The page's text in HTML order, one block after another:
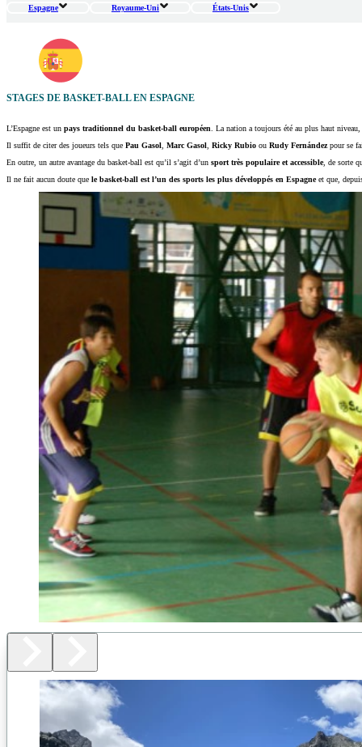
Espagne Royaume-Uni États-Unis
STAGES DE BASKET-BALL EN ESPAGNE
L’Espagne est un pays traditionnel du basket-ball européen. La nation a toujours été au plus haut
Il suffit de citer des joueurs tels que Pau Gasol, Marc Gasol, Ricky Rubio ou Rudy Fernándezpour se
En outre, un autre avantage du basket-ball est qu’il s’agit d’un sport très populaire et accessible, de sorte
Il ne fait aucun doute que le basket-ball est l’un des sports les plus développés en Espagneet que,